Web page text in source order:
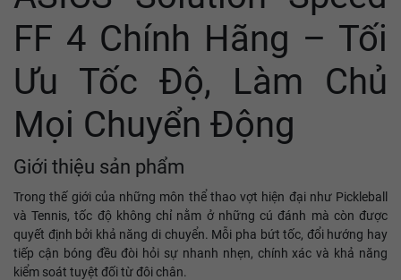
FF 4 Chính Hãng – Tối
Ưu Tốc Độ, Làm Chủ
Mọi Chuyển Động
Giới thiệu sản phẩm
Trong thế giới của những môn thể thao vợt hiện đại như Pickleball
và Tennis, tốc độ không chỉ nằm ở những cú đánh mà còn được
quyết định bởi khả năng di chuyển. Mỗi pha bứt tốc, đổi hướng hay
tiếp cận bóng đều đòi hỏi sự nhanh nhẹn, chính xác và khả năng
kiểm soát tuyệt đối từ đôi chân.